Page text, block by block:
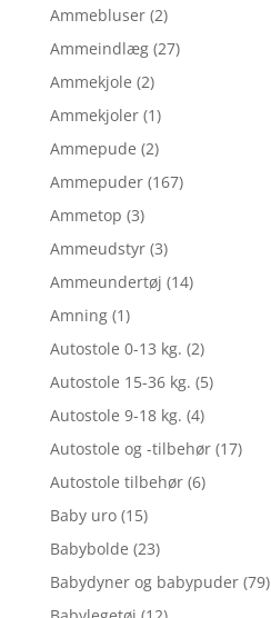
Ammebluser (2)
Ammeindlæg (27)
Ammekjole (2)
Ammekjoler (1)
Ammepude (2)
Ammepuder (167)
Ammetop (3)
Ammeudstyr (3)
Ammeundertøj (14)
Amning (1)
Autostole 0-13 kg. (2)
Autostole 15-36 kg. (5)
Autostole 9-18 kg. (4)
Autostole og -tilbehør (17)
Autostole tilbehør (6)
Baby uro (15)
Babybolde (23)
Babydyner og babypuder (79)